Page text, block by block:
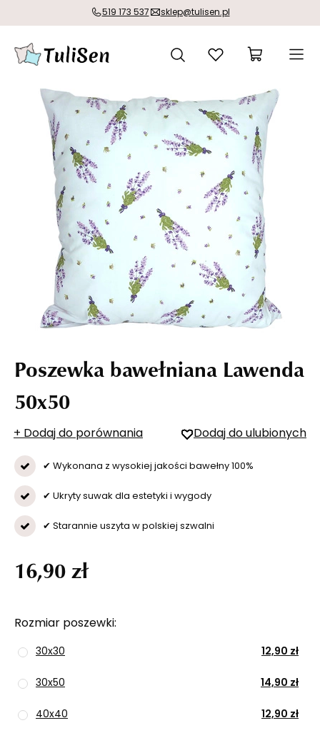
519 173 537 sklep@tulisen.pl
Poszewka bawełniana Lawenda
50x50
+ Dodaj do porównania Dodaj do ulubionych
✔ Wykonana z wysokiej jakości bawełny 100%
✔ Ukryty suwak dla estetyki i wygody
✔ Starannie uszyta w polskiej szwalni
Rozmiar poszewki
30x30 12,90 zł
30x50 14,90 zł
40x40 12,90 zł
16,90 zł